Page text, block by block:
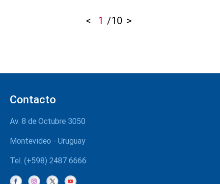
< >
1 /10
Contacto
Av. 8 de Octubre 3050
Montevideo - Uruguay
Tel. (+598) 2487 6666